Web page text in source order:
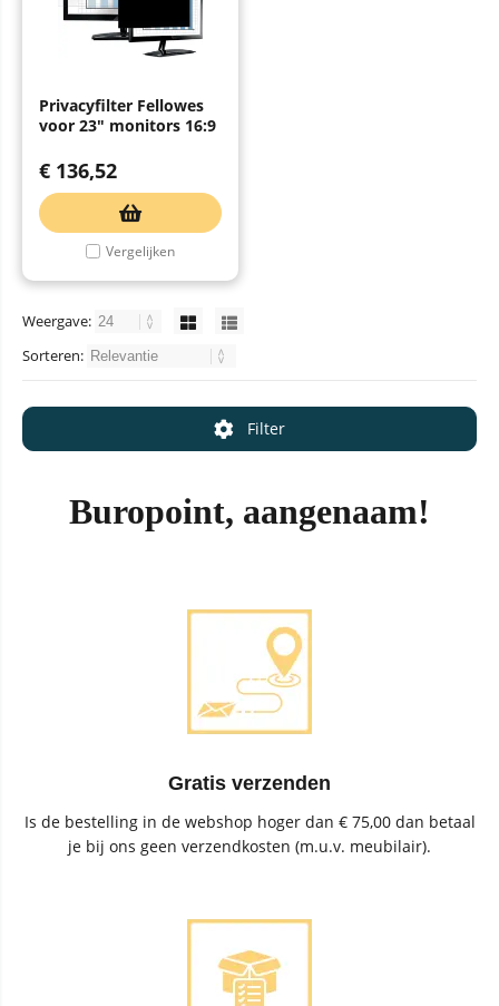
Privacyfilter Fellowes
voor 23" monitors 16:9
€ 136,52
Vergelijken
Weergave:
Sorteren:
Filter
Buropoint, aangenaam!
Gratis verzenden
Is de bestelling in de webshop hoger dan € 75,00 dan betaal
je bij ons geen verzendkosten (m.u.v. meubilair).